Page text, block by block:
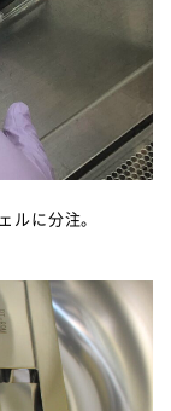
に分注。